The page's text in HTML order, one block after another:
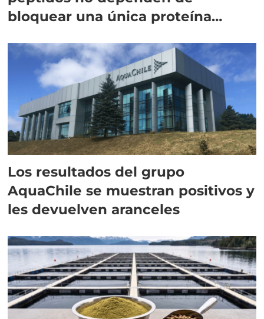
bloquear una única proteína
Los resultados del grupo
AquaChile se muestran positivos y
les devuelven aranceles